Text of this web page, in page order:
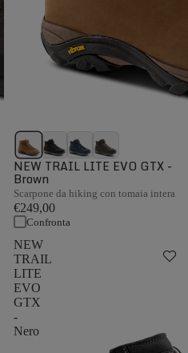
NEW TRAIL LITE EVO GTX -
Brown
Scarpone da hiking con tomaia intera
€249,00
Confronta
NEW
TRAIL
LITE
EVO
GTX
-
Nero